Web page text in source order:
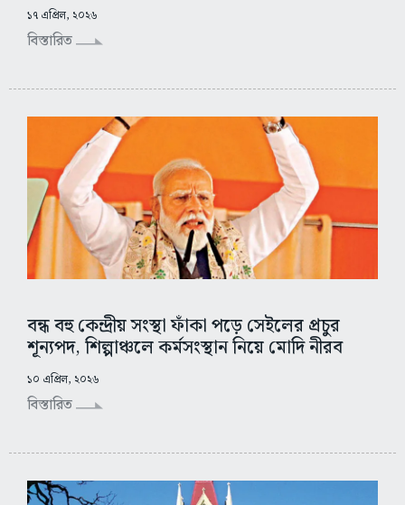
১৭ এপ্রিল, ২০২৬
বিস্তারিত
বন্ধ বহু কেন্দ্রীয় সংস্থা ফাঁকা পড়ে সেইলের প্রচুর
শূন্যপদ, শিল্পাঞ্চলে কর্মসংস্থান নিয়ে মোদি নীরব
১০ এপ্রিল, ২০২৬
বিস্তারিত